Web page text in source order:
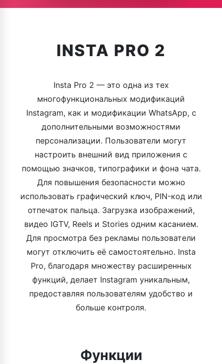
INSTA PRO 2
Insta Pro 2 — это одна из тех
многофункциональных модификаций
Instagram, как и модификации WhatsApp, с
дополнительными возможностями
персонализации. Пользователи могут
настроить внешний вид приложения с
помощью значков, типографики и фона чата.
Для повышения безопасности можно
использовать графический ключ, PIN-код или
отпечаток пальца. Загрузка изображений,
видео IGTV, Reels и Stories одним касанием.
Для просмотра без рекламы пользователи
могут отключить её самостоятельно. Insta
Pro, благодаря множеству расширенных
функций, делает Instagram уникальным,
предоставляя пользователям удобство и
больше контроля.
Функции